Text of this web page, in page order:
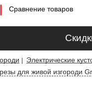
Сравнение товаров
Электрические
для живой изгороди